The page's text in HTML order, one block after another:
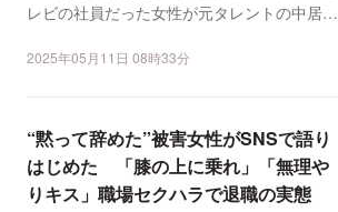
レビの社員だった女性が元タレントの中居正
2025年05月11日 08時33分
“黙って辞めた”被害女性がSNSで語り
はじめた 「膝の上に乗れ」「無理や
りキス」職場セクハラで退職の実態